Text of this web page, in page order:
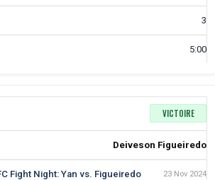
3
5:00
VICTOIRE
Deiveson Figueiredo
Fight Night: Yan vs. Figueiredo 23 Nov 2024